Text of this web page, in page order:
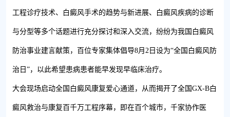
工程诊疗技术、白癜风手术的趋势与新进展、白癜风疾病的诊断
与分型等多个话题进行充分探讨和深入交流，纷纷为我国白癜风
防治事业建言献策，百位专家集体倡导8月2日设为“全国白癜风防
治日”，以此希望患病患者能早发现早临床治疗。
大会现场启动全国白癜风康复爱心通道，从而揭开了全国GX-B白
癜风救治与康复百千万工程序幕，即在百个城市，千家协作医